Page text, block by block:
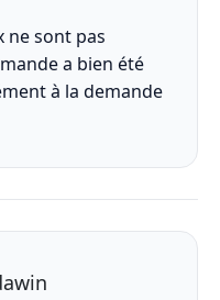
ne sont pas
a bien été
à la demande